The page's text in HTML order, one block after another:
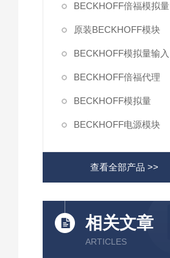
BECKHOFF倍福模拟量
原装BECKHOFF模块
BECKHOFF模拟量输入
BECKHOFF倍福代理
BECKHOFF模拟量
BECKHOFF电源模块
查看全部产品 >>
相关文章
ARTICLES